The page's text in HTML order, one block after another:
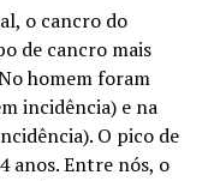
o cancro do
de cancro mais
homem foram
incidência) e na
O pico de
anos. Entre nós, o